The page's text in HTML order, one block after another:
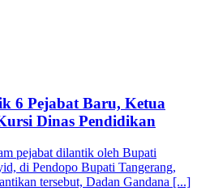
6 Pejabat Baru, Ketua
Dinas Pendidikan
pejabat dilantik oleh Bupati
di Pendopo Bupati Tangerang,
tersebut, Dadan Gandana [...]